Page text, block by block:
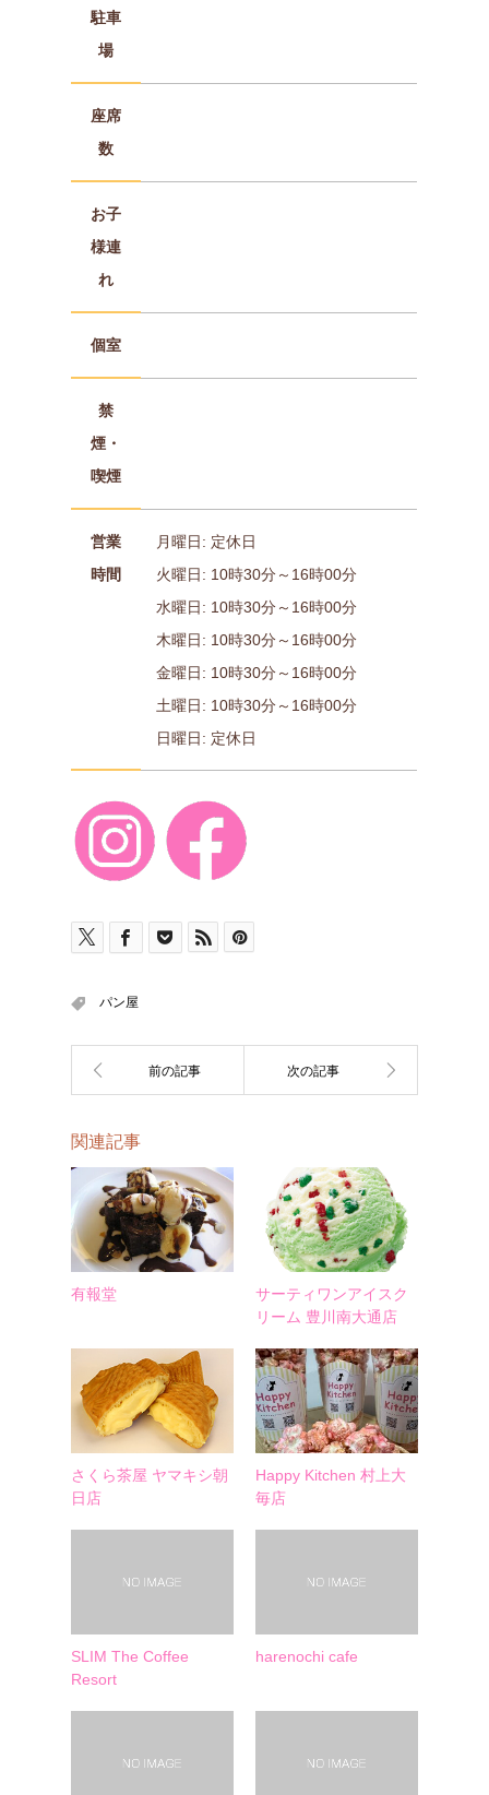
駐車
場
座席
数
お子
様連
れ
個室
禁
煙・
喫煙
営業
時間
月曜日: 定休日
火曜日: 10時30分～16時00分
水曜日: 10時30分～16時00分
木曜日: 10時30分～16時00分
金曜日: 10時30分～16時00分
土曜日: 10時30分～16時00分
日曜日: 定休日
パン屋
関連記事
有報堂
サーティワンアイスク
リーム 豊川南大通店
さくら茶屋 ヤマキシ朝
日店
Happy Kitchen 村上大
毎店
SLIM The Coffee
Resort
harenochi cafe